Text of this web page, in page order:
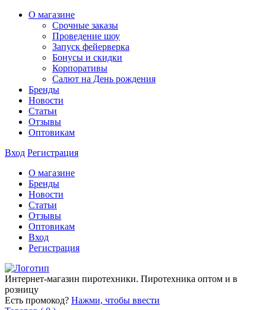
О магазине
Срочные заказы
Проведение шоу
Запуск фейерверка
Бонусы и скидки
Корпоративы
Салют на День рождения
Бренды
Новости
Статьи
Отзывы
Оптовикам
Вход Регистрация
О магазине
Бренды
Новости
Статьи
Отзывы
Оптовикам
Вход
Регистрация
Интернет-магазин пиротехники. Пиротехника оптом и в
розницу
Есть промокод? Нажми, чтобы ввести